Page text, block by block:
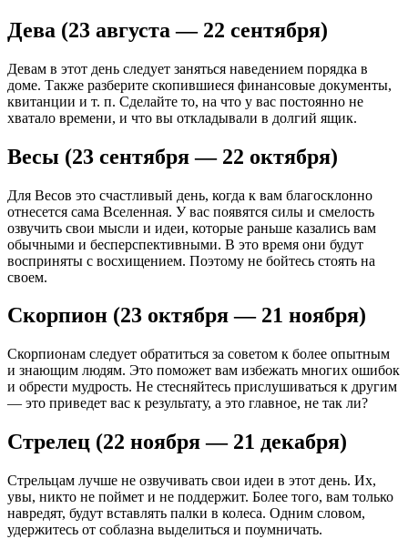
Дева (23 августа — 22 сентября)
Девам в этот день следует заняться наведением порядка в
доме. Также разберите скопившиеся финансовые документы,
квитанции и т. п. Сделайте то, на что у вас постоянно не
хватало времени, и что вы откладывали в долгий ящик.
Весы (23 сентября — 22 октября)
Для Весов это счастливый день, когда к вам благосклонно
отнесется сама Вселенная. У вас появятся силы и смелость
озвучить свои мысли и идеи, которые раньше казались вам
обычными и бесперспективными. В это время они будут
восприняты с восхищением. Поэтому не бойтесь стоять на
своем.
Скорпион (23 октября — 21 ноября)
Скорпионам следует обратиться за советом к более опытным
и знающим людям. Это поможет вам избежать многих ошибок
и обрести мудрость. Не стесняйтесь прислушиваться к другим
— это приведет вас к результату, а это главное, не так ли?
Стрелец (22 ноября — 21 декабря)
Стрельцам лучше не озвучивать свои идеи в этот день. Их,
увы, никто не поймет и не поддержит. Более того, вам только
навредят, будут вставлять палки в колеса. Одним словом,
удержитесь от соблазна выделиться и поумничать.